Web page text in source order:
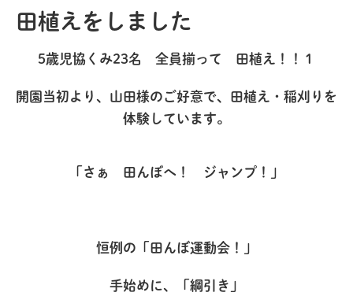
田植えをしました
5歳児協くみ23名 全員揃って 田植え！！１
開園当初より、山田様のご好意で、田植え・稲刈りを
体験しています。
「さぁ 田んぼへ！ ジャンプ！」
恒例の「田んぼ運動会！」
手始めに、「綱引き」